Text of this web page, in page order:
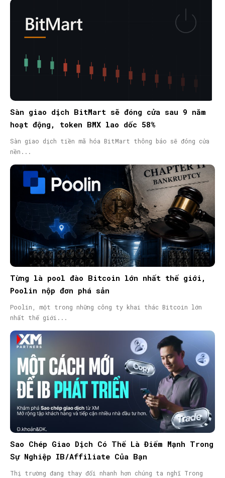
Sàn giao dịch BitMart sẽ đóng cửa sau 9 năm
hoạt động, token BMX lao dốc 58%
Sàn giao dịch tiền mã hóa BitMart thông báo sẽ đóng cửa
nền...
Từng là pool đào Bitcoin lớn nhất thế giới,
Poolin nộp đơn phá sản
Poolin, một trong những công ty khai thác Bitcoin lớn
nhất thế giới...
Sao Chép Giao Dịch Có Thể Là Điểm Mạnh Trong
Sự Nghiệp IB/Affiliate Của Bạn
Thị trường đang thay đổi nhanh hơn chúng ta nghĩ Trong